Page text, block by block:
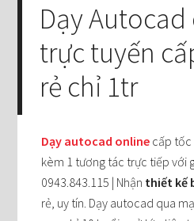
Dạy
trực tuyến
rẻ chỉ 1tr
Dạy autocad online cấp tốc
kèm 1 tương tác trực tiếp với
0943.843.115 | Nhận thiết kế
rẻ, uy tín. Dạy autocad qua